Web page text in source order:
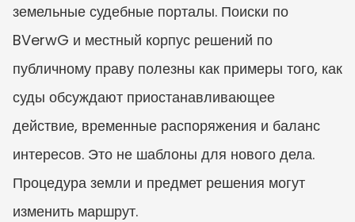
земельные судебные порталы. Поиски по
BVerwG и местный корпус решений по
публичному праву полезны как примеры того, как
суды обсуждают приостанавливающее
действие, временные распоряжения и баланс
интересов. Это не шаблоны для нового дела.
Процедура земли и предмет решения могут
изменить маршрут.